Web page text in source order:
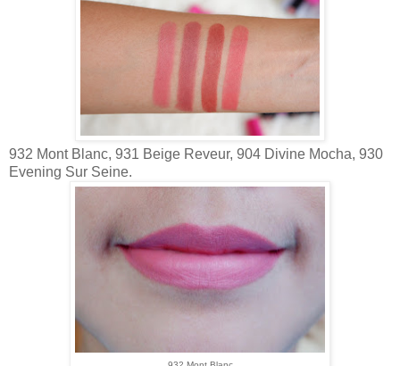
932 Mont Blanc, 931 Beige Reveur, 904 Divine Mocha, 930
Evening Sur Seine.